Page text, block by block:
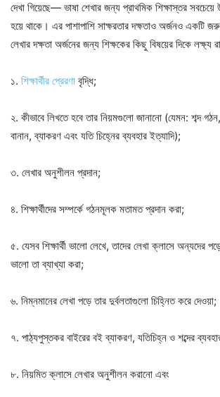
দেখা গিয়েছে— ভাষা শেখার জন্য প্রাথমিক শিক্ষাস্তর
হয়ে থাকে। এর পাশাপাশি সাক্ষরতার দক্ষতাও অর্জনও একটি
লেখার দক্ষতা অর্জনের জন্য শিক্ষকের কিছু বিষয়ের দিকে লক্ষ্য
১. শিক্ষার্থীর প্রেরণা বৃদ্ধি;
২. কীভাবে লিখতে হবে তার নিয়মগুলো জানানো (যেমন: শব্দ
বানান, ব্যাকরণ এবং যতি চিহ্নের ব্যবহার ইত্যাদি);
৩. লেখার অনুশীলন প্রদান;
৪. শিক্ষার্থীদের সম্পর্কে গঠনমূলক মতামত প্রদান করা;
৫. যেসব শিক্ষার্থী ভালো লেখে, তাদের লেখা ক্লাসে অন্যদের
ভালো তা ব্যাখ্যা করা;
৬. নিম্নমানের লেখা পড়ে তার দুর্বলতাগুলো চিহ্নিত করে দেওয়া;
৭. পাঠ্যপুস্তকর বাইরের বই ব্যাকরণ, যতিচিহ্ন ও শব্দের
৮. নিয়মিত ক্লাসে লেখার অনুশীলন করানো এবং